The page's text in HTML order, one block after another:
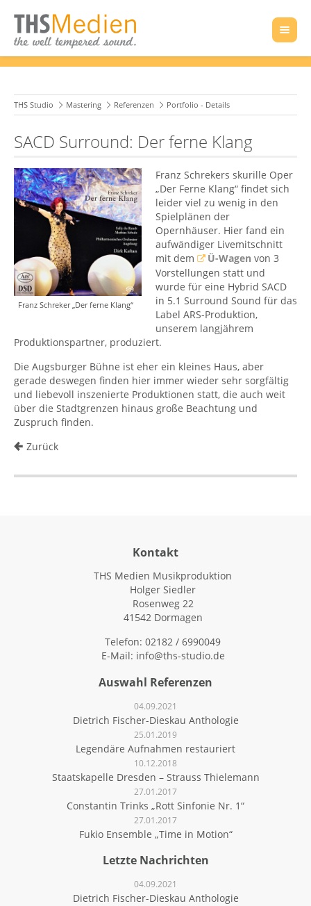
THS Studio Mastering Referenzen Portfolio - Details
SACD Surround: Der ferne Klang
Franz Schreker „Der ferne Klang“
Franz Schrekers skurille Oper
„Der Ferne Klang“ findet sich
leider viel zu wenig in den
Spielplänen der
Opernhäuser. Hier fand ein
aufwändiger Livemitschnitt
mit dem
Ü-Wagen von 3
Vorstellungen statt und
wurde für eine Hybrid SACD
in 5.1 Surround Sound für das
Label ARS-Produktion,
unserem langjährem
Produktionspartner, produziert.
Die Augsburger Bühne ist eher ein kleines Haus, aber
gerade deswegen finden hier immer wieder sehr sorgfältig
und liebevoll inszenierte Produktionen statt, die auch weit
über die Stadtgrenzen hinaus große Beachtung und
Zuspruch finden.
Zurück
Kontakt
THS Medien Musikproduktion
Holger Siedler
Rosenweg 22
41542 Dormagen
Telefon: 02182 / 6990049
E-Mail: info@ths-studio.de
Auswahl Referenzen
04.09.2021
Dietrich Fischer-Dieskau Anthologie
25.01.2019
Legendäre Aufnahmen restauriert
10.12.2018
Staatskapelle Dresden – Strauss Thielemann
27.01.2017
Constantin Trinks „Rott Sinfonie Nr. 1“
27.01.2017
Fukio Ensemble „Time in Motion“
Letzte Nachrichten
04.09.2021
Dietrich Fischer-Dieskau Anthologie